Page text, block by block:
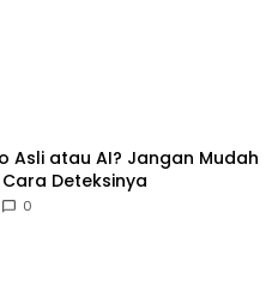
Asli atau AI? Jangan Mudah
Deteksinya
0